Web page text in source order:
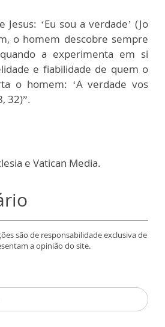
Jesus: ‘Eu sou a verdade’ (Jo
o homem descobre sempre
a experimenta em si
e fiabilidade de quem o
o homem: ‘A verdade vos
32)”.
e Vatican Media.
são de responsabilidade exclusiva de
a opinião do site.